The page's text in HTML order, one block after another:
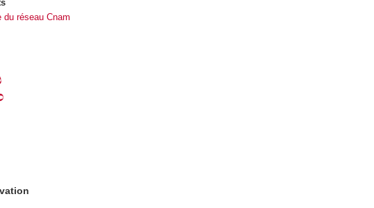
du réseau Cnam